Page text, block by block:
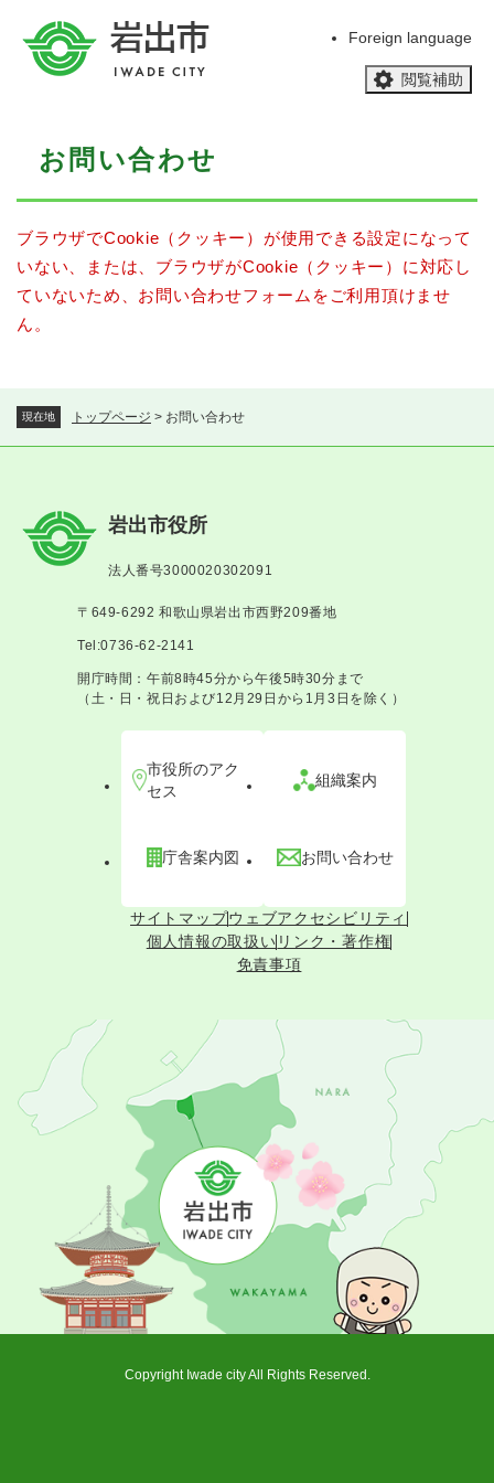
Foreign language
閲覧補助
現在地 トップページ > お問い合わせ
お問い合わせ
ブラウザでCookie（クッキー）が使用できる設定になって
いない、または、ブラウザがCookie（クッキー）に対応し
ていないため、お問い合わせフォームをご利用頂けませ
ん。
岩出市役所
法人番号3000020302091
〒649-6292 和歌山県岩出市西野209番地
Tel:0736-62-2141
開庁時間：午前8時45分から午後5時30分まで
（土・日・祝日および12月29日から1月3日を除く）
市役所のアク
セス
組織案内
庁舎案内図 お問い合わせ
サイトマップウェブアクセシビリティ
個人情報の取扱い リンク・著作権
免責事項
Copyright Iwade city All Rights Reserved.